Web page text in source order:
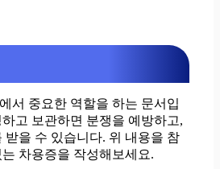
서 중요한 역할을 하는 문서입
고 보관하면 분쟁을 예방하고,
받을 수 있습니다. 위 내용을 참
차용증을 작성해보세요.